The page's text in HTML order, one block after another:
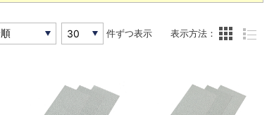
件ずつ表示 表示方法：